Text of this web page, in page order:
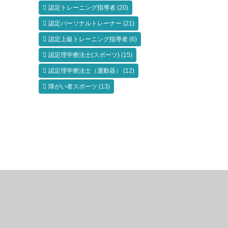
認定トレーニング指導者 (20)
認定パーソナルトレーナー (21)
認定上級トレーニング指導者 (6)
認定理学療法士(スポーツ) (15)
認定理学療法士（運動器） (12)
障がい者スポーツ (13)